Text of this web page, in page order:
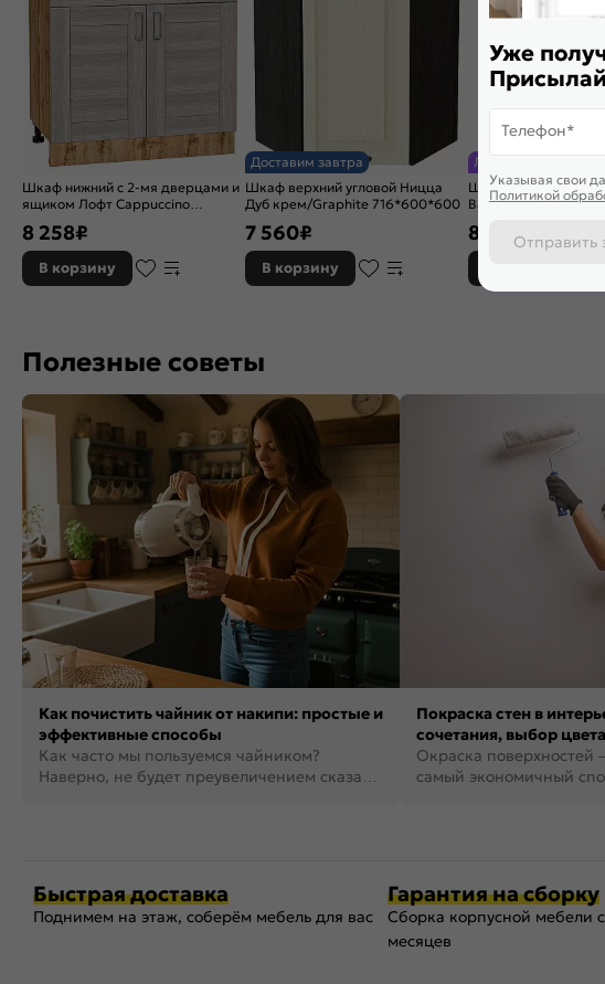
Шкаф нижний с 2-мя дверцами и
ящиком Лофт Cappuccino
8 258₽
В корзину
Доставим завтра
Шкаф верхний угловой Ницца
Дуб крем/Graphite 716*600*600
7 560₽
В корзину
Ликвидация
Шкаф верхний
Ваниль софт
8 943₽
Полезные советы
Как почистить чайник от накипи: простые и
эффективные способы
Как часто мы пользуемся чайником?
Наверно, не будет преувеличением сказать,
Покраска стен в
сочетания, выбор
фото
Окраска поверхностей
самый экономичный
Быстрая доставка
Поднимем на этаж, соберём мебель для вас
Гарантия на сборку
Сборка корпусной мебели
месяцев
Уже
Телефон*
Указывая свои
Политикой
Отправить